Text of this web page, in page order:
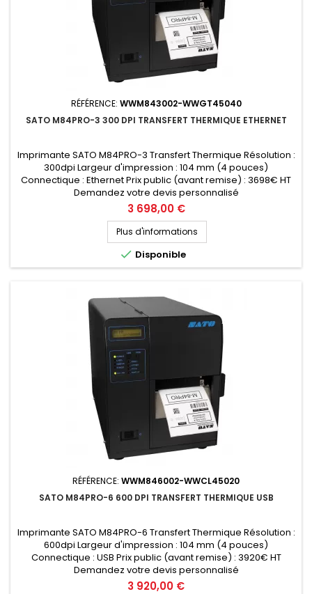
RÉFÉRENCE: WWM843002-WWGT45040
SATO M84PRO-3 300 DPI TRANSFERT THERMIQUE ETHERNET
Imprimante SATO M84PRO-3 Transfert Thermique Résolution :
300dpi Largeur d'impression : 104 mm (4 pouces)
Connectique : Ethernet Prix public (avant remise) : 3698€ HT
Demandez votre devis personnalisé
Prix
3 698,00 €
Plus d'informations
 Disponible
RÉFÉRENCE: WWM846002-WWCL45020
SATO M84PRO-6 600 DPI TRANSFERT THERMIQUE USB
Imprimante SATO M84PRO-6 Transfert Thermique Résolution :
600dpi Largeur d'impression : 104 mm (4 pouces)
Connectique : USB Prix public (avant remise) : 3920€ HT
Demandez votre devis personnalisé
Prix
3 920,00 €